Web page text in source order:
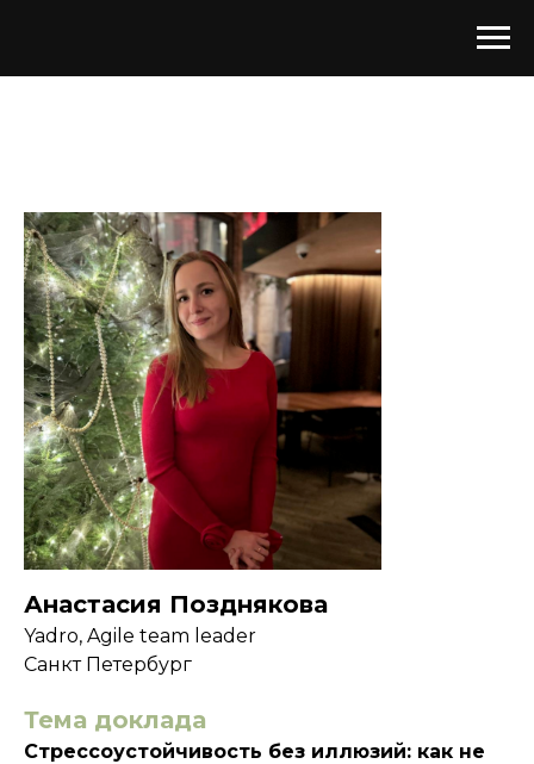
Анастасия Позднякова
Yadro, Agile team leader
Санкт Петербург
Тема доклада
Стрессоустойчивость без иллюзий: как не